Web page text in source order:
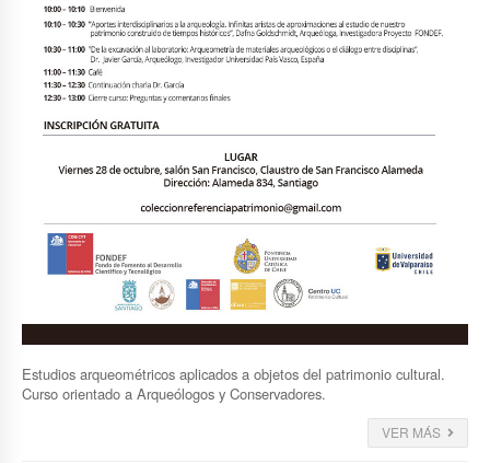
Estudios arqueométricos aplicados a objetos del patrimonio cultural.
Curso orientado a Arqueólogos y Conservadores.
VER MÁS